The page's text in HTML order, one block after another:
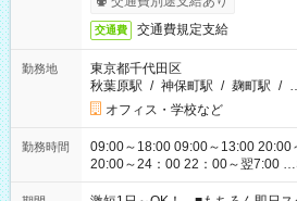
交通費 交通費規定支給
勤務地
東京都千代田区
秋葉原駅 / 神保町駅 / 麹町駅 /
オフィス・学校など
勤務時間
09:00～18:00 09:00～13:00
20:00～24：00 22：00～翌7:00 …など
シフトもございます！ お気軽にご